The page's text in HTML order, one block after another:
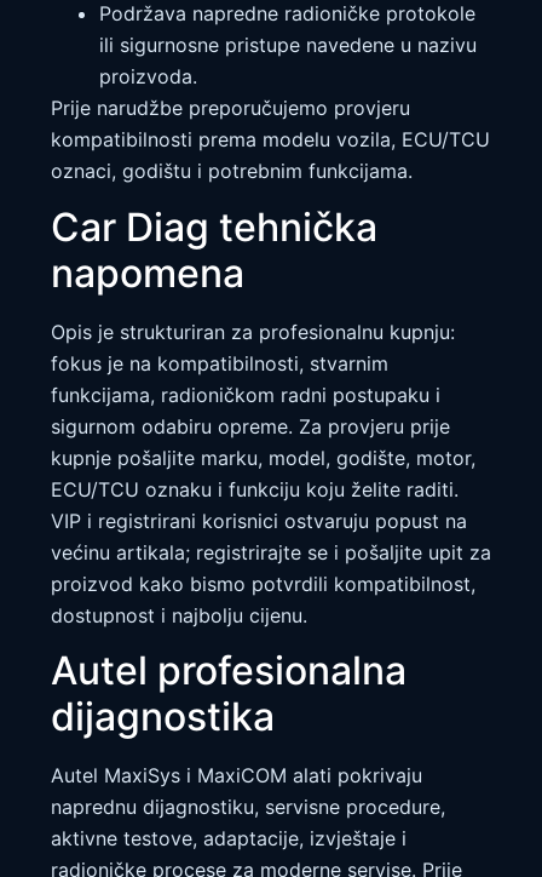
Podržava napredne radioničke protokole
ili sigurnosne pristupe navedene u nazivu
proizvoda.
Prije narudžbe preporučujemo provjeru
kompatibilnosti prema modelu vozila, ECU/TCU
oznaci, godištu i potrebnim funkcijama.
Car Diag tehnička
napomena
Opis je strukturiran za profesionalnu kupnju:
fokus je na kompatibilnosti, stvarnim
funkcijama, radioničkom radni postupaku i
sigurnom odabiru opreme. Za provjeru prije
kupnje pošaljite marku, model, godište, motor,
ECU/TCU oznaku i funkciju koju želite raditi.
VIP i registrirani korisnici ostvaruju popust na
većinu artikala; registrirajte se i pošaljite upit za
proizvod kako bismo potvrdili kompatibilnost,
dostupnost i najbolju cijenu.
Autel profesionalna
dijagnostika
Autel MaxiSys i MaxiCOM alati pokrivaju
naprednu dijagnostiku, servisne procedure,
aktivne testove, adaptacije, izvještaje i
radioničke procese za moderne servise. Prije